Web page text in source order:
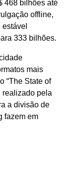
468 bilhões até
offline,
333 bilhões.
mais
“The State of
realizado pela
a divisão de
fazem em